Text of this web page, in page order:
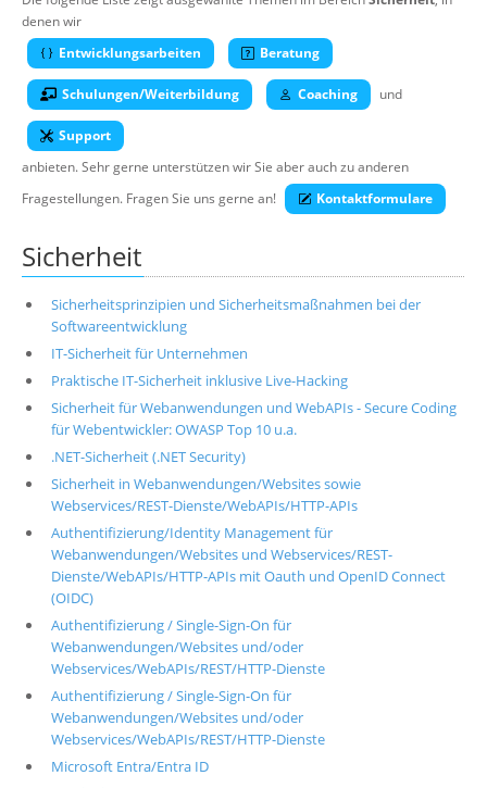
Suche
denen wir
Entwicklungsarbeiten
Beratung
Schulungen/Weiterbildung Coaching und
Support
anbieten. Sehr gerne unterstützen wir Sie aber auch zu anderen
Fragestellungen. Fragen Sie uns gerne an!
Kontaktformulare
Sicherheit
Sicherheitsprinzipien und Sicherheitsmaßnahmen bei der
Softwareentwicklung
IT-Sicherheit für Unternehmen
Praktische IT-Sicherheit inklusive Live-Hacking
Sicherheit für Webanwendungen und WebAPIs - Secure Coding
für Webentwickler: OWASP Top 10 u.a.
.NET-Sicherheit (.NET Security)
Sicherheit in Webanwendungen/Websites sowie
Webservices/REST-Dienste/WebAPIs/HTTP-APIs
Authentifizierung/Identity Management für
Webanwendungen/Websites und Webservices/REST-
Dienste/WebAPIs/HTTP-APIs mit Oauth und OpenID Connect
(OIDC)
Authentifizierung / Single-Sign-On für
Webanwendungen/Websites und/oder
Webservices/WebAPIs/REST/HTTP-Dienste
Authentifizierung / Single-Sign-On für
Webanwendungen/Websites und/oder
Webservices/WebAPIs/REST/HTTP-Dienste
Microsoft Entra/Entra ID